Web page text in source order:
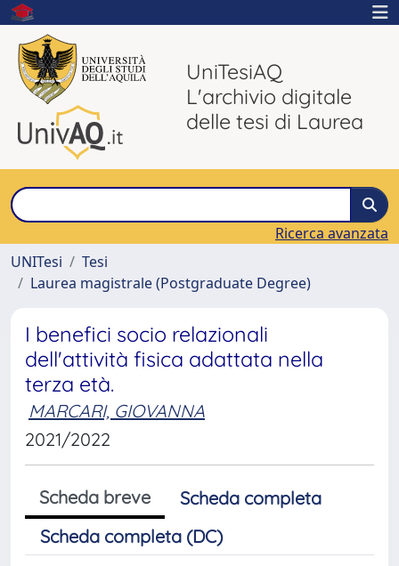
UniTesiAQ
L'archivio digitale
delle tesi di Laurea
Ricerca avanzata
UNITesi
Tesi
Laurea magistrale (Postgraduate Degree)
I benefici socio relazionali
dell'attività fisica adattata nella
terza età.
MARCARI, GIOVANNA
2021/2022
Scheda breve
Scheda completa
Scheda completa (DC)